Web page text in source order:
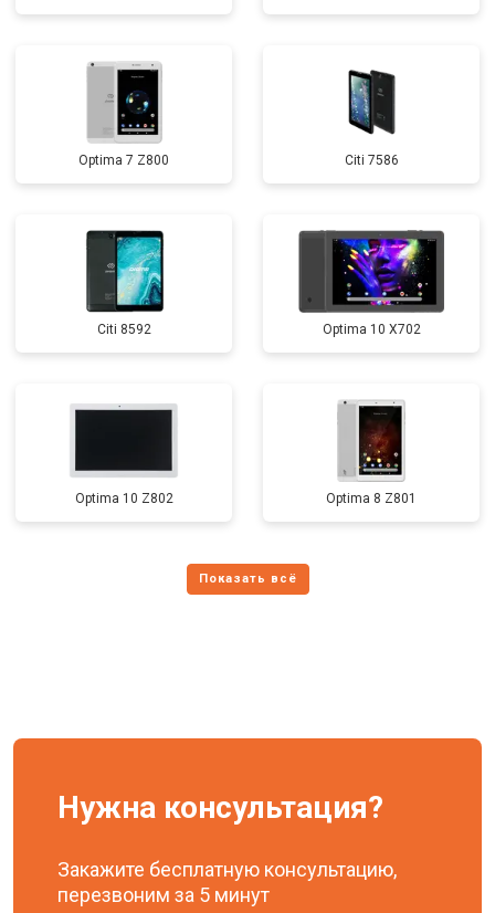
Optima 7 Z800 Citi 7586
Citi 8592 Optima 10 X702
Optima 10 Z802 Optima 8 Z801
Нужна консультация?
Закажите бесплатную консультацию,
перезвоним за 5 минут